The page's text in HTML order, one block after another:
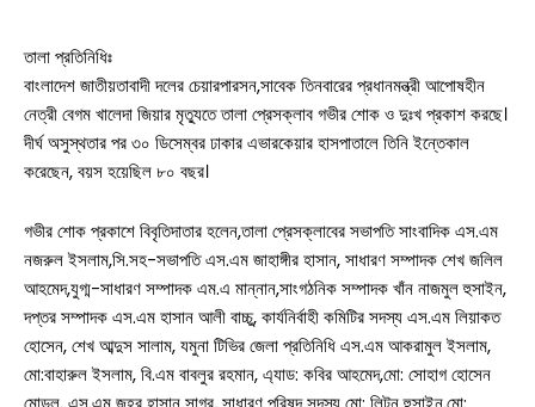
তালা প্রতিনিধিঃ
বাংলাদেশ জাতীয়তাবাদী দলের চেয়ারপারসন,সাবেক তিনবারের প্রধানমন্ত্রী আপোষহীন
নেত্রী বেগম খালেদা জিয়ার মৃত্যুতে তালা প্রেসক্লাব গভীর শোক ও দুঃখ প্রকাশ করছে।
দীর্ঘ অসুস্থতার পর ৩০ ডিসেম্বর ঢাকার এভারকেয়ার হাসপাতালে তিনি ইন্তেকাল
করেছেন, বয়স হয়েছিল ৮০ বছর।
গভীর শোক প্রকাশে বিবৃতিদাতার হলেন,তালা প্রেসক্লাবের সভাপতি সাংবাদিক এস.এম
নজরুল ইসলাম,সি.সহ-সভাপতি এস.এম জাহাঙ্গীর হাসান, সাধারণ সম্পাদক শেখ জলিল
আহমেদ,যুগ্ম-সাধারণ সম্পাদক এম.এ মান্নান,সাংগঠনিক সম্পাদক খাঁন নাজমুল হুসাইন,
দপ্তর সম্পাদক এস.এম হাসান আলী বাচ্চু, কার্যনির্বাহী কমিটির সদস্য এস.এম লিয়াকত
হোসেন, শেখ আব্দুস সালাম, যমুনা টিভির জেলা প্রতিনিধি এস.এম আকরামুল ইসলাম,
মো:বাহারুল ইসলাম, বি.এম বাবলুর রহমান, এ্যাড: কবির আহমেদ,মো: সোহাগ হোসেন